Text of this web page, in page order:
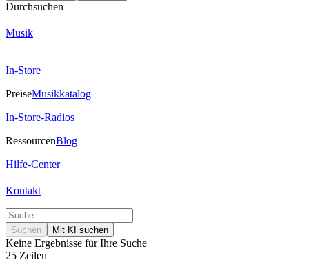
Durchsuchen
Musik
In-Store
PreiseMusikkatalog
In-Store-Radios
RessourcenBlog
Hilfe-Center
Kontakt
Suchen Mit KI suchen
Keine Ergebnisse für Ihre Suche
25 Zeilen